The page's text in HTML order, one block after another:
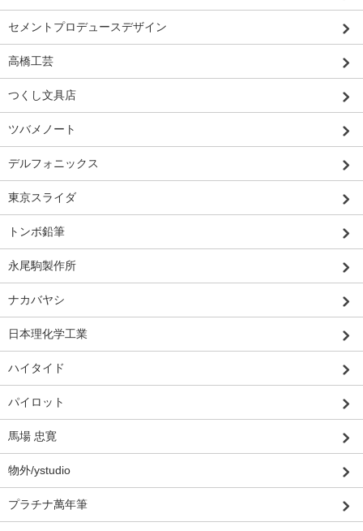
セメントプロデュースデザイン
高橋工芸
つくし文具店
ツバメノート
デルフォニックス
東京スライダ
トンボ鉛筆
永尾駒製作所
ナカバヤシ
日本理化学工業
ハイタイド
パイロット
馬場 忠寛
物外/ystudio
プラチナ萬年筆